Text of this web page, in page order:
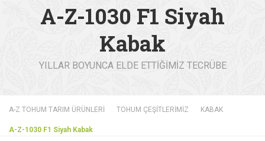
A-Z-1030 F1 Siyah
Kabak
YILLAR BOYUNCA ELDE ETTİĞİMİZ TECRÜBE
A-Z TOHUM TARIM ÜRÜNLERİ TOHUM ÇEŞİTLERİMİZ KABAK
A-Z-1030 F1 Siyah Kabak